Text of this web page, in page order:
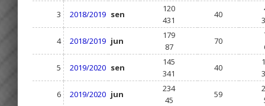
3
2018/2019 sen
120
431
40
4
2018/2019 jun
179
87
70
5
2019/2020 sen
145
341
40
6
2019/2020 jun
234
45
59